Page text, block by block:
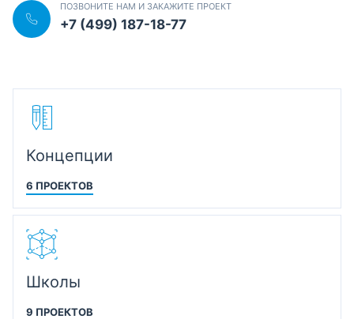
ПОЗВОНИТЕ НАМ И ЗАКАЖИТЕ ПРОЕКТ
+7 (499) 187-18-77
Концепции
6 ПРОЕКТОВ
Школы
9 ПРОЕКТОВ